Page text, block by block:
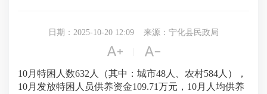
日期：2025-10-20 12:09 来源：宁化县民政局
 
10月特困人 数632 人（其中：城市48 人、农村584 人），
10月发放特困人员供养资金109.71万元， 10月人均供养